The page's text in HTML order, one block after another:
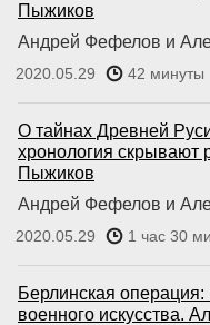
Пыжиков
Андрей Фефелов и
2020.05.29 42 минуты
О тайнах Древней
хронология скрывают
Пыжиков
Андрей Фефелов и
2020.05.29 1 час 30
Берлинская
военного искусства.